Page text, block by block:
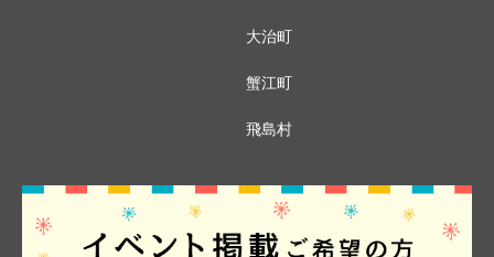
大治町
蟹江町
飛島村